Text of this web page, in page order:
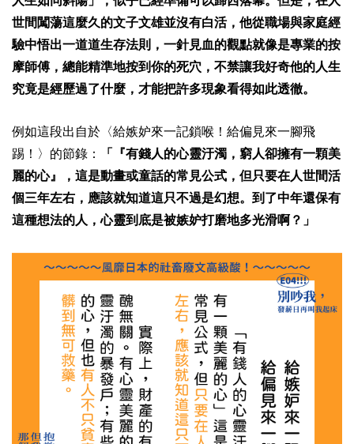
世間闖蕩這麼久的文子文雄並沒有白活，他從職場與家庭經
驗中悟出一道道生存法則，一針見血的觀點就像是專業的按
摩師傅，總能精準地按到你的死穴，不禁讓我好奇他的人生
究竟是經歷過了什麼，才能把許多現象看得如此透徹。
例如這段出自於〈給嫉妒來一記鎖喉！給偏見來一腳飛
踢！〉的節錄：
「『有錢人的心靈汙濁，窮人卻擁有一顆美
麗的心』，這是動畫或童話的常見公式，但只要在人世間活
個三年左右，應該就知道這只不過是幻想。到了中年還保有
這種想法的人，心靈到底是被嫉妒打磨地多光滑啊？」